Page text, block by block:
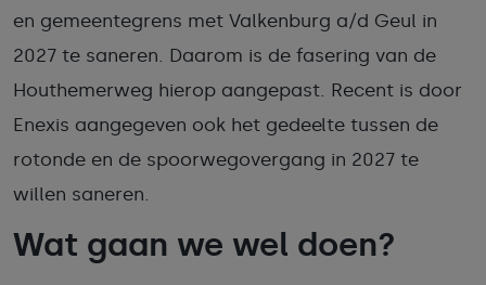
en gemeentegrens met Valkenburg a/d Geul in
2027 te saneren. Daarom is de fasering van de
Houthemerweg hierop aangepast. Recent is door
Enexis aangegeven ook het gedeelte tussen de
rotonde en de spoorwegovergang in 2027 te
willen saneren.
Wat gaan we wel doen?